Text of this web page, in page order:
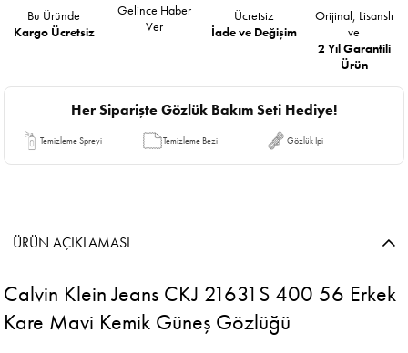
Bu Üründe
Kargo Ücretsiz
Gelince Haber
Ver
Ücretsiz
İade ve Değişim
Orijinal, Lisanslı
ve
2 Yıl Garantili
Ürün
Her Siparişte Gözlük Bakım Seti Hediye!
Temizleme Spreyi Temizleme Bezi Gözlük İpi
ÜRÜN AÇIKLAMASI
Calvin Klein Jeans CKJ 21631S 400 56 Erkek
Kare Mavi Kemik Güneş Gözlüğü